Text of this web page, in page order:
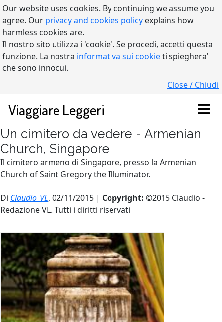
Our website uses cookies. By continuing we assume you
agree. Our privacy and cookies policy explains how
harmless cookies are.
Il nostro sito utilizza i 'cookie'. Se procedi, accetti questa
funzione. La nostra informativa sui cookieti spieghera'
che sono innocui.
Close / Chiudi
Viaggiare Leggeri
Un cimitero da vedere - Armenian
Church, Singapore
Il cimitero armeno di Singapore, presso la Armenian
Church of Saint Gregory the Illuminator.
Di Claudio_VL, 02/11/2015 | Copyright: ©2015 Claudio -
Redazione VL. Tutti i diritti riservati